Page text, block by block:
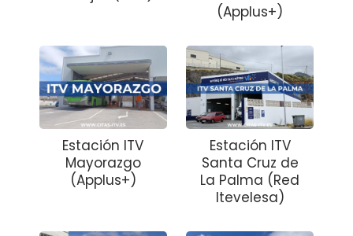
(Applus+)
Estación ITV
Mayorazgo
(Applus+)
Estación ITV
Santa Cruz de
La Palma (Red
Itevelesa)